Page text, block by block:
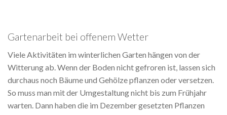
Gartenarbeit bei offenem Wetter
Viele Aktivitäten im winterlichen Garten hängen von der
Witterung ab. Wenn der Boden nicht gefroren ist, lassen sich
durchaus noch Bäume und Gehölze pflanzen oder versetzen.
So muss man mit der Umgestaltung nicht bis zum Frühjahr
warten. Dann haben die im Dezember gesetzten Pflanzen